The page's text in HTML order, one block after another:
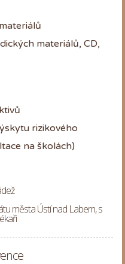
materiálů, CD,
rizikového
na školách)
města Ústí nad Labem, s